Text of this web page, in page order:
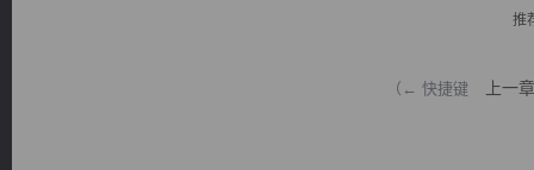
推
（← 快捷键 上一章